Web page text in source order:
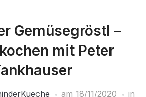
Gemüsegröstl –
mit Peter
am 18/11/2020
in